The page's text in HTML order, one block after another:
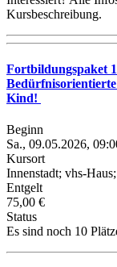
Kursbeschreibung.
Fortbildungspaket
Kind!
Beginn
Sa., 09.05.2026,
Kursort
Innenstadt; vhs-
Entgelt
75,00 €
Status
Es sind noch 10